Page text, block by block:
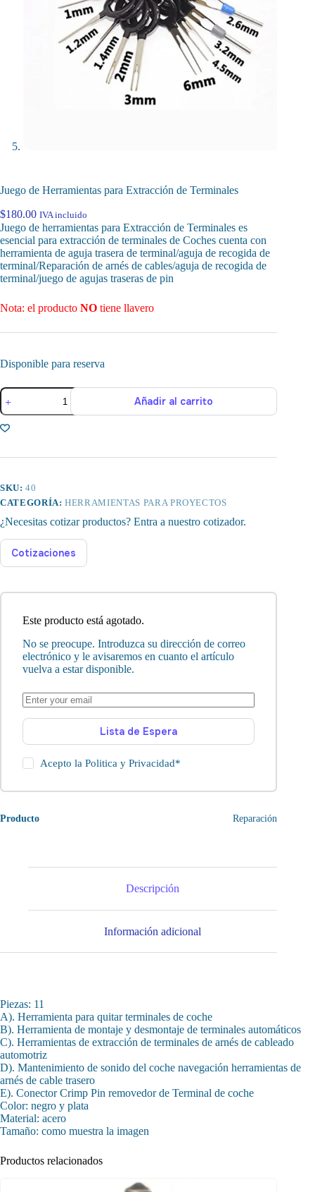
Juego de Herramientas para Extracción de Terminales
$180.00 IVA incluido
Juego de herramientas para Extracción de Terminales es
esencial para extracción de terminales de Coches cuenta con
herramienta de aguja trasera de terminal/aguja de recogida de
terminal/Reparación de arnés de cables/aguja de recogida de
terminal/juego de agujas traseras de pin
Nota: el producto NO tiene llavero
Disponible para reserva
Juego
de
Herramientas
para
Añadir al carrito
SKU:40
CATEGORÍA:HERRAMIENTAS PARA PROYECTOS
¿Necesitas cotizar productos? Entra a nuestro cotizador.
Cotizaciones
Este producto está agotado.
No se preocupe. Introduzca su dirección de correo
electrónico y le avisaremos en cuanto el artículo
vuelva a estar disponible.
Lista de Espera
Acepto laPolitica y Privacidad*
Producto Reparación
Descripción
Información adicional
Piezas: 11
A). Herramienta para quitar terminales de coche
B). Herramienta de montaje y desmontaje de terminales automáticos
C). Herramientas de extracción de terminales de arnés de cableado
automotriz
D). Mantenimiento de sonido del coche navegación herramientas de
arnés de cable trasero
E). Conector Crimp Pin removedor de Terminal de coche
Color: negro y plata
Material: acero
Tamaño: como muestra la imagen
Productos relacionados